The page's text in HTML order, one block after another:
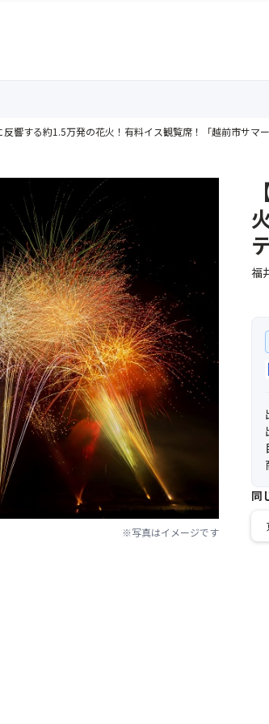
響する約1.5万発の花火！有料イス観覧席！「越前市サマ
※写真はイメージです
福
同